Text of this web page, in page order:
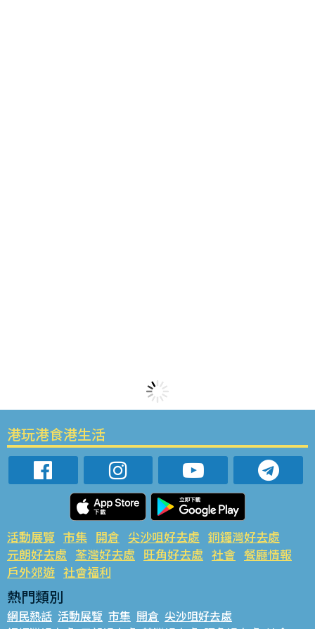
港玩港食港生活
活動展覽 市集 開倉 尖沙咀好去處 銅鑼灣好去處
元朗好去處 荃灣好去處 旺角好去處 社會 餐廳情報
戶外郊遊 社會福利
熱門類別
網民熱話 活動展覽 市集 開倉 尖沙咀好去處